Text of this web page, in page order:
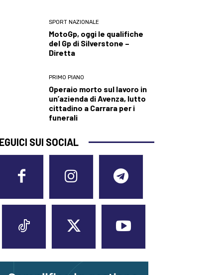
SPORT NAZIONALE
MotoGp, oggi le qualifiche
del Gp di Silverstone –
Diretta
PRIMO PIANO
Operaio morto sul lavoro in
un’azienda di Avenza, lutto
cittadino a Carrara per i
funerali
SUI SOCIAL